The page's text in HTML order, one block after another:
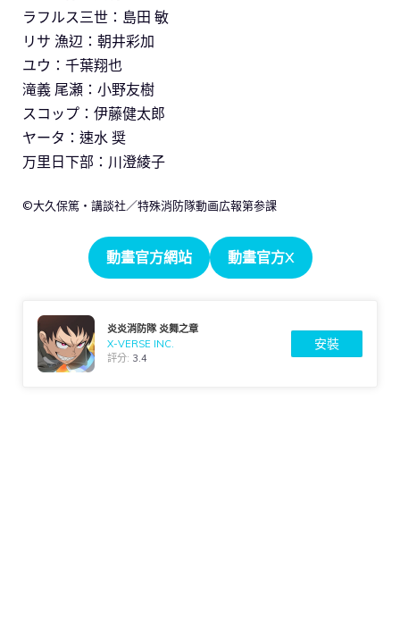
ラフルス三世：島田 敏
リサ 漁辺：朝井彩加
ユウ：千葉翔也
滝義 尾瀬：小野友樹
スコップ：伊藤健太郎
ヤータ：速水 奨
万里日下部：川澄綾子
©大久保篤・講談社／特殊消防隊動画広報第参課
動畫官方網站 動畫官方X
炎炎消防隊 炎舞之章
X-VERSE INC.
評分: 3.4
安裝